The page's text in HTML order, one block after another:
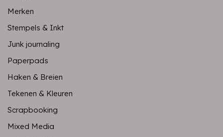
Merken
Stempels & Inkt
Junk journaling
Paperpads
Haken & Breien
Tekenen & Kleuren
Scrapbooking
Mixed Media